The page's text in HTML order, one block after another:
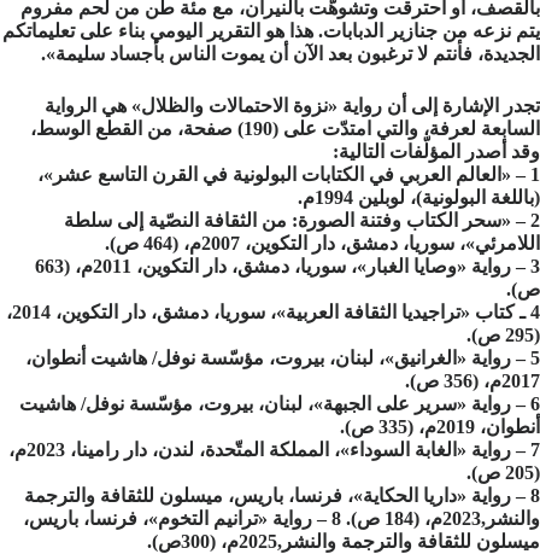
بالقصف، أو احترقت وتشوهّت بالنيران، مع مئة طن من لحم مفروم
يتم نزعه من جنازير الدبابات. هذا هو التقرير اليومي بناء على تعليماتكم
الجديدة، فأنتم لا ترغبون بعد الآن أن يموت الناس بأجساد سليمة».
تجدر الإشارة إلى أن رواية «نزوة الاحتمالات والظلال» هي الرواية
السابعة لعرفة، والتي امتدّت على (190) صفحة، من القطع الوسط،
وقد أصدر المؤلّفات التالية:
1 – «العالم العربي في الكتابات البولونية في القرن التاسع عشر»،
(باللغة البولونية)، لوبلين 1994م.
2 – «سحر الكتاب وفتنة الصورة: من الثقافة النصّية إلى سلطة
اللامرئي»، سوريا، دمشق، دار التكوين، 2007م، (464 ص).
3 – رواية «وصايا الغبار»، سوريا، دمشق، دار التكوين، 2011م، (663
ص).
4 ـ كتاب «تراجيديا الثقافة العربية»، سوريا، دمشق، دار التكوين، 2014،
(295 ص).
5 – رواية «الغرانيق»، لبنان، بيروت، مؤسّسة نوفل/ هاشيت أنطوان،
2017م، (356 ص).
6 – رواية «سرير على الجبهة»، لبنان، بيروت، مؤسّسة نوفل/ هاشيت
أنطوان، 2019م، (335 ص).
7 – رواية «الغابة السوداء»، المملكة المتّحدة، لندن، دار رامينا، 2023م،
(205 ص).
8 – رواية «داريا الحكاية»، فرنسا، باريس، ميسلون للثقافة والترجمة
والنشر,2023م، (184 ص). 8 – رواية «ترانيم التخوم»، فرنسا، باريس،
ميسلون للثقافة والترجمة والنشر,2025م، (300ص).